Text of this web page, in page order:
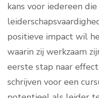
kans voor iedereen
positieve impact wil
waarin zij werkzaam
eerste stap naar
schrijven voor een